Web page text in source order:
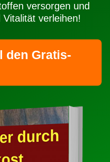
versorgen und
verleihen!
den Gratis-